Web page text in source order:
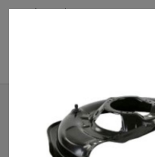
Plateaudecoupe.com :
Accueil
Plateau
Plateau de coupe 63 cm
(2013)